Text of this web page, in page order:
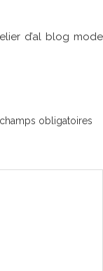
d’al blog mode
champs obligatoires